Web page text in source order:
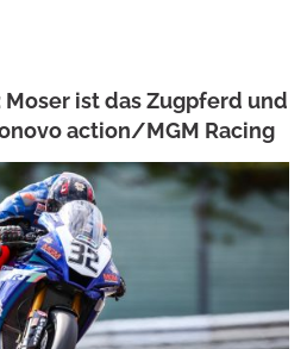
Moser ist das Zugpferd und
action/MGM Racing